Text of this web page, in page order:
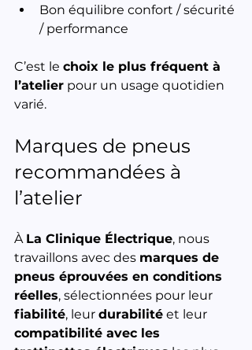
Bon équilibre confort / sécurité
/ performance
C’est le choix le plus fréquent à
l’atelier pour un usage quotidien
varié.
Marques de pneus
recommandées à
l’atelier
À La Clinique Électrique, nous
travaillons avec des marques de
pneus éprouvées en conditions
réelles, sélectionnées pour leur
fiabilité, leur durabilité et leur
compatibilité avec les